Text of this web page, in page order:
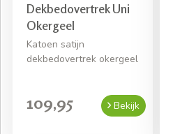
Dekbedovertrek Uni
Okergeel
Katoen satijn
dekbedovertrek okergeel
109,95 Bekijk